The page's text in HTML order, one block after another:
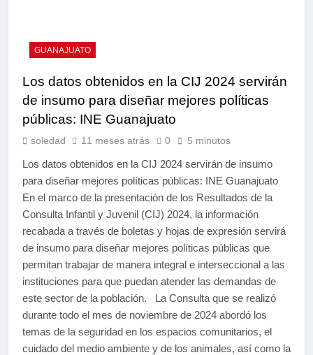
GUANAJUATO
Los datos obtenidos en la CIJ 2024 servirán
de insumo para diseñar mejores políticas
públicas: INE Guanajuato
soledad 11 meses atrás 0 5 minutos
Los datos obtenidos en la CIJ 2024 servirán de insumo
para diseñar mejores políticas públicas: INE Guanajuato
En el marco de la presentación de los Resultados de la
Consulta Infantil y Juvenil (CIJ) 2024, la información
recabada a través de boletas y hojas de expresión servirá
de insumo para diseñar mejores políticas públicas que
permitan trabajar de manera integral e interseccional a las
instituciones para que puedan atender las demandas de
este sector de la población. La Consulta que se realizó
durante todo el mes de noviembre de 2024 abordó los
temas de la seguridad en los espacios comunitarios, el
cuidado del medio ambiente y de los animales, así como la